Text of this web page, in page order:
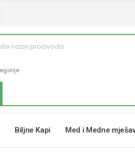
Biljne Kapi Med i Medne